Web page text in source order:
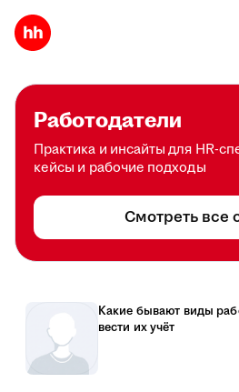
Работодатели
Практика и инсайты для HR-
кейсы и рабочие подходы
Смотреть все
Какие бывают виды
вести их учёт